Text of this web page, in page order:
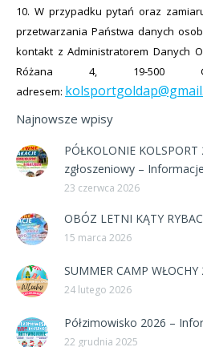
10. W przypadku pytań oraz
przetwarzania Państwa danych
kontakt z Administratorem Danych
Różana 4, 19-500
adresem:
Najnowsze wpisy
PÓŁKOLONIE
zgłoszeniowy –
23 czerwca 2026
OBÓZ LETNI KĄTY
15 marca 2026
SUMMER CAMP WŁOCHY
24 lutego 2026
Półzimowisko 2026 –
22 grudnia 2025